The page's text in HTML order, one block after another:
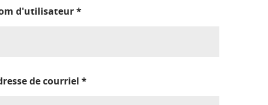
d'utilisateur*
de courriel *